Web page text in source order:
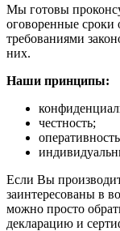
Мы готовы
оговоренные сроки
требованиями
них.
Наши принципы:
честность;
Если Вы
заинтересованы в
можно просто
декларацию и